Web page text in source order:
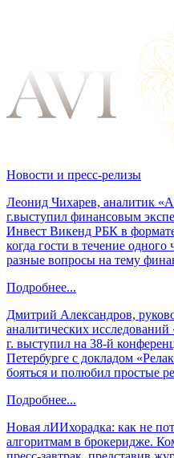
Новости и пресс-релизы
Леонид Чихарев, аналитик
г.выступил финансовым
Инвест Викенд РБК в
когда гости в течение
разные вопросы на тему
Подробнее...
Дмитрий Александров,
аналитических
г. выступил на 38-й
Петербурге с докладом
бояться и полюбил простые
Подробнее...
Новая лИИхорадка: как не
алгоритмам в брокеридже.